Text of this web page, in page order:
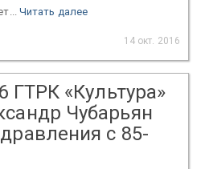
Читать далее
14 окт. 2016
ГТРК «Культура»
Чубарьян
с 85-